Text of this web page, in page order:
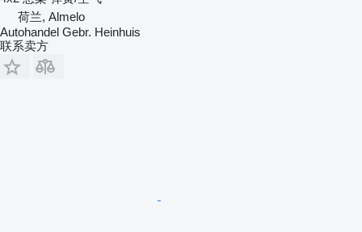
荷兰, Almelo
Autohandel Gebr. Heinhuis
联系卖方